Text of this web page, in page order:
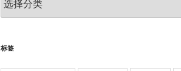
类
标签